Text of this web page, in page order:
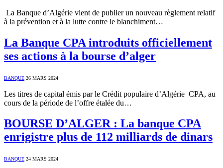
La Banque d’Algérie vient de publier un nouveau règlement relatif
à la prévention et à la lutte contre le blanchiment…
La Banque CPA introduits officiellement
ses actions à la bourse d’alger
BANQUE 26 MARS 2024
Les titres de capital émis par le Crédit populaire d’Algérie CPA, au
cours de la période de l’offre étalée du…
BOURSE D’ALGER : La banque CPA
enrigistre plus de 112 milliards de dinars
BANQUE 24 MARS 2024